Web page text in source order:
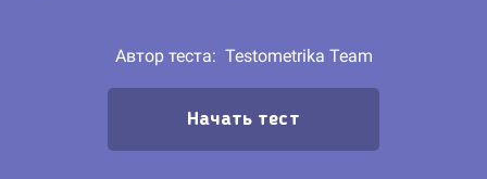
Автор теста: Testometrika Team
Начать тест